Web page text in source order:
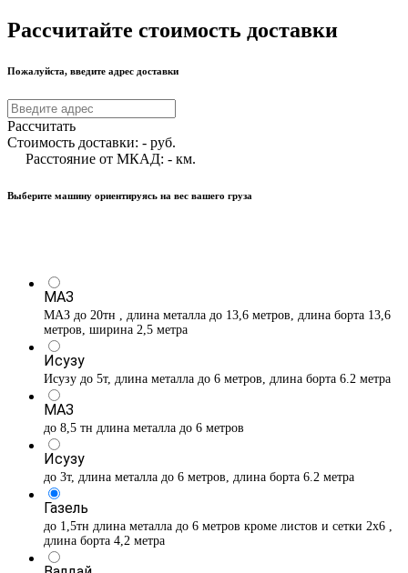
Рассчитайте стоимость доставки
Пожалуйста, введите адрес доставки
Рассчитать
Стоимость доставки: - руб.
Расстояние от МКАД: - км.
Выберите машину ориентируясь на вес вашего груза
МАЗ
МАЗ до 20тн , длина металла до 13,6 метров, длина борта 13,6
метров, ширина 2,5 метра
Исузу
Исузу до 5т, длина металла до 6 метров, длина борта 6.2 метра
МАЗ
до 8,5 тн длина металла до 6 метров
Исузу
до 3т, длина металла до 6 метров, длина борта 6.2 метра
Газель
до 1,5тн длина металла до 6 метров кроме листов и сетки 2х6 ,
длина борта 4,2 метра